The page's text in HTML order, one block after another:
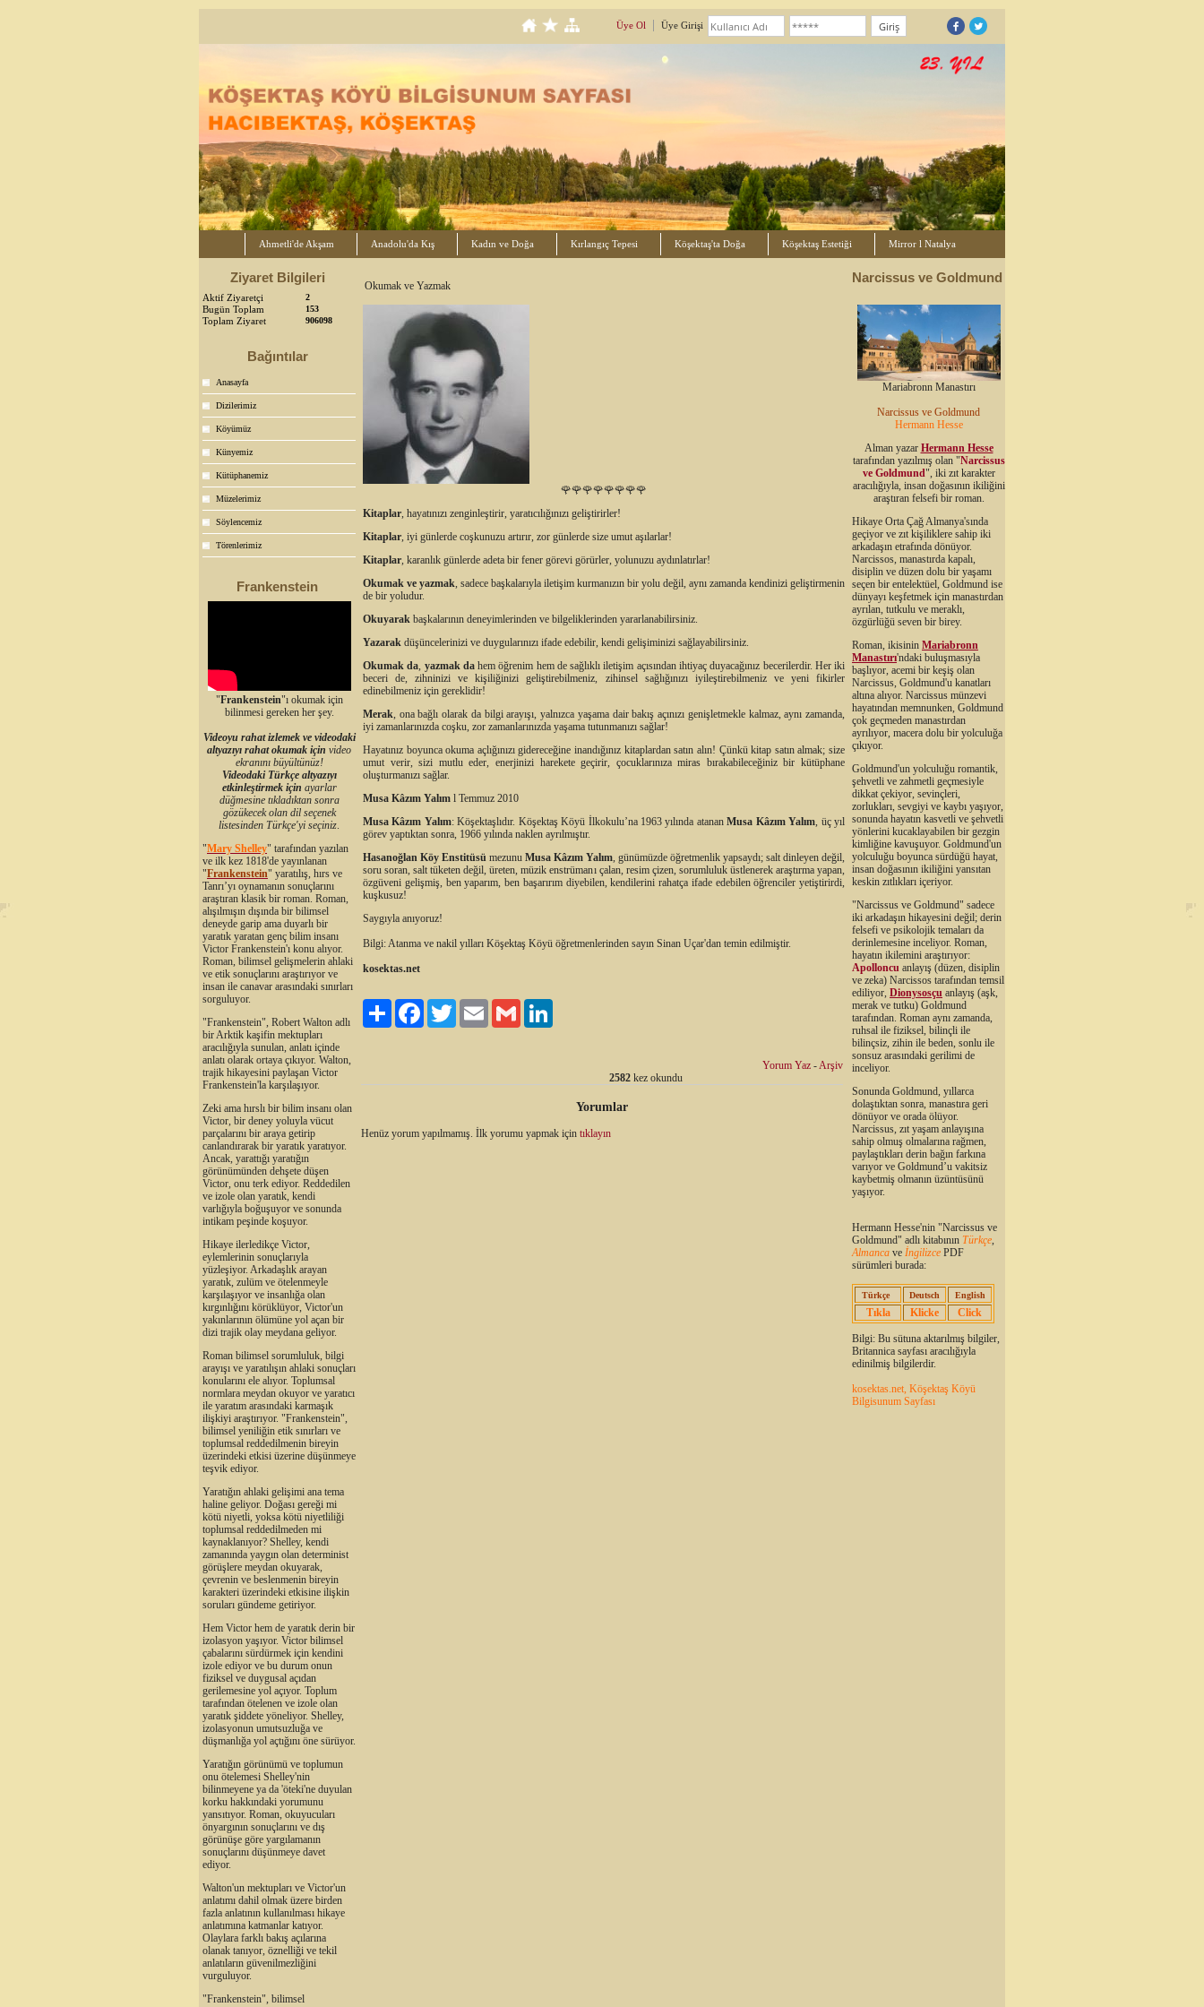
Üye Ol Üye Girişi
Ahmetli'de Akşam Anadolu'da Kış Kadın ve Doğa Kırlangıç Tepesi Köşektaş'ta Doğa Köşektaş Estetiği Mirror l Natalya
Ziyaret Bilgileri
Aktif Ziyaretçi 2
Bugün Toplam 153
Toplam Ziyaret 906098
Bağıntılar
Anasayfa
Dizilerimiz
Köyümüz
Künyemiz
Kütüphanemiz
Müzelerimiz
Söylencemiz
Törenlerimiz
Frankenstein
"Frankenstein"ı okumak için
bilinmesi gereken her şey.
Videoyu rahat izlemek ve videodaki
altyazıyı rahat okumak için video
ekranını büyültünüz!
Videodaki Türkçe altyazıyı
etkinleştirmek için ayarlar
düğmesine tıkladıktan sonra
gözükecek olan dil seçenek
listesinden Türkçe'yi seçiniz.
"Mary Shelley" tarafından yazılan
ve ilk kez 1818'de yayınlanan
"Frankenstein" yaratılış, hırs ve
Tanrı’yı oynamanın sonuçlarını
araştıran klasik bir roman. Roman,
alışılmışın dışında bir bilimsel
deneyde garip ama duyarlı bir
yaratık yaratan genç bilim insanı
Victor Frankenstein'ı konu alıyor.
Roman, bilimsel gelişmelerin ahlaki
ve etik sonuçlarını araştırıyor ve
insan ile canavar arasındaki sınırları
sorguluyor.
"Frankenstein", Robert Walton adlı
bir Arktik kaşifin mektupları
aracılığıyla sunulan, anlatı içinde
anlatı olarak ortaya çıkıyor. Walton,
trajik hikayesini paylaşan Victor
Frankenstein'la karşılaşıyor.
Zeki ama hırslı bir bilim insanı olan
Victor, bir deney yoluyla vücut
parçalarını bir araya getirip
canlandırarak bir yaratık yaratıyor.
Ancak, yarattığı yaratığın
görünümünden dehşete düşen
Victor, onu terk ediyor. Reddedilen
ve izole olan yaratık, kendi
varlığıyla boğuşuyor ve sonunda
intikam peşinde koşuyor.
Hikaye ilerledikçe Victor,
eylemlerinin sonuçlarıyla
yüzleşiyor. Arkadaşlık arayan
yaratık, zulüm ve ötelenmeyle
karşılaşıyor ve insanlığa olan
kırgınlığını körüklüyor, Victor'un
yakınlarının ölümüne yol açan bir
dizi trajik olay meydana geliyor.
Roman bilimsel sorumluluk, bilgi
arayışı ve yaratılışın ahlaki sonuçları
konularını ele alıyor. Toplumsal
normlara meydan okuyor ve yaratıcı
ile yaratım arasındaki karmaşık
ilişkiyi araştırıyor. "Frankenstein",
bilimsel yeniliğin etik sınırları ve
toplumsal reddedilmenin bireyin
üzerindeki etkisi üzerine düşünmeye
teşvik ediyor.
Yaratığın ahlaki gelişimi ana tema
haline geliyor. Doğası gereği mi
kötü niyetli, yoksa kötü niyetliliği
toplumsal reddedilmeden mi
kaynaklanıyor? Shelley, kendi
zamanında yaygın olan determinist
görüşlere meydan okuyarak,
çevrenin ve beslenmenin bireyin
karakteri üzerindeki etkisine ilişkin
soruları gündeme getiriyor.
Hem Victor hem de yaratık derin bir
izolasyon yaşıyor. Victor bilimsel
çabalarını sürdürmek için kendini
izole ediyor ve bu durum onun
fiziksel ve duygusal açıdan
gerilemesine yol açıyor. Toplum
tarafından ötelenen ve izole olan
yaratık şiddete yöneliyor. Shelley,
izolasyonun umutsuzluğa ve
düşmanlığa yol açtığını öne sürüyor.
Yaratığın görünümü ve toplumun
onu ötelemesi Shelley'nin
bilinmeyene ya da 'öteki'ne duyulan
korku hakkındaki yorumunu
yansıtıyor. Roman, okuyucuları
önyargının sonuçlarını ve dış
görünüşe göre yargılamanın
sonuçlarını düşünmeye davet
ediyor.
Walton'un mektupları ve Victor'un
anlatımı dahil olmak üzere birden
fazla anlatının kullanılması hikaye
anlatımına katmanlar katıyor.
Olaylara farklı bakış açılarına
olanak tanıyor, öznelliği ve tekil
anlatıların güvenilmezliğini
vurguluyor.
"Frankenstein", bilimsel
Okumak ve Yazmak
🌹🌹🌹🌹🌹🌹🌹🌹
Kitaplar, hayatınızı zenginleştirir, yaratıcılığınızı geliştirirler!
Kitaplar, iyi günlerde coşkunuzu artırır, zor günlerde size umut aşılarlar!
Kitaplar, karanlık günlerde adeta bir fener görevi görürler, yolunuzu aydınlatırlar!
Okumak ve yazmak, sadece başkalarıyla iletişim kurmanızın bir yolu değil, aynı zamanda kendinizi geliştirmenin
de bir yoludur.
Okuyarak başkalarının deneyimlerinden ve bilgeliklerinden yararlanabilirsiniz.
Yazarak düşüncelerinizi ve duygularınızı ifade edebilir, kendi gelişiminizi sağlayabilirsiniz.
Okumak da, yazmak dahem öğrenim hem de sağlıklı iletişim açısından ihtiyaç duyacağınız becerilerdir. Her iki
beceri de, zihninizi ve kişiliğinizi geliştirebilmeniz, zihinsel sağlığınızı iyileştirebilmeniz ve yeni fikirler
edinebilmeniz için gereklidir!
Merak, ona bağlı olarak da bilgi arayışı, yalnızca yaşama dair bakış açınızı genişletmekle kalmaz, aynı zamanda,
iyi zamanlarınızda coşku, zor zamanlarınızda yaşama tutunmanızı sağlar!
Hayatınız boyunca okuma açlığınızı gidereceğine inandığınız kitaplardan satın alın! Çünkü kitap satın almak; size
umut verir, sizi mutlu eder, enerjinizi harekete geçirir, çocuklarınıza miras bırakabileceğiniz bir kütüphane
oluşturmanızı sağlar.
Musa Kâzım Yalım l Temmuz 2010
Musa Kâzım Yalım: Köşektaşlıdır. Köşektaş Köyü İlkokulu’na 1963 yılında atananMusa Kâzım Yalım, üç yıl
görev yaptıktan sonra, 1966 yılında naklen ayrılmıştır.
Hasanoğlan Köy Enstitüsü mezunu Musa Kâzım Yalım, günümüzde öğretmenlik yapsaydı; salt dinleyen değil,
soru soran, salt tüketen değil, üreten, müzik enstrümanı çalan, resim çizen, sorumluluk üstlenerek araştırma yapan,
özgüveni gelişmiş, ben yaparım, ben başarırım diyebilen, kendilerini rahatça ifade edebilen öğrenciler yetiştirirdi,
kuşkusuz!
Saygıyla anıyoruz!
Bilgi: Atanma ve nakil yılları Köşektaş Köyü öğretmenlerinden sayın Sinan Uçar'dan temin edilmiştir.
kosektas.net
Paylaş FacebookTwitter Email Gmail
Yorum Yaz -Arşiv
2582kez okundu
Yorumlar
Henüz yorum yapılmamış. İlk yorumu yapmak için tıklayın
Narcissus ve Goldmund
Mariabronn Manastırı
Narcissus ve Goldmund
Hermann Hesse
Alman yazar Hermann Hesse
tarafından yazılmış olan "Narcissus
ve Goldmund", iki zıt karakter
aracılığıyla, insan doğasının ikiliğini
araştıran felsefi bir roman.
Hikaye Orta Çağ Almanya'sında
geçiyor ve zıt kişiliklere sahip iki
arkadaşın etrafında dönüyor.
Narcissos, manastırda kapalı,
disiplin ve düzen dolu bir yaşamı
seçen bir entelektüel, Goldmund ise
dünyayı keşfetmek için manastırdan
ayrılan, tutkulu ve meraklı,
özgürlüğü seven bir birey.
Roman, ikisinin Mariabronn
Manastırı'ndaki buluşmasıyla
başlıyor, acemi bir keşiş olan
Narcissus, Goldmund'u kanatları
altına alıyor. Narcissus münzevi
hayatından memnunken, Goldmund
çok geçmeden manastırdan
ayrılıyor, macera dolu bir yolculuğa
çıkıyor.
Goldmund'un yolculuğu romantik,
şehvetli ve zahmetli geçmesiyle
dikkat çekiyor, sevinçleri,
zorlukları, sevgiyi ve kaybı yaşıyor,
sonunda hayatın kasvetli ve şehvetli
yönlerini kucaklayabilen bir gezgin
kimliğine kavuşuyor. Goldmund'un
yolculuğu boyunca sürdüğü hayat,
insan doğasının ikiliğini yansıtan
keskin zıtlıkları içeriyor.
"Narcissus ve Goldmund" sadece
iki arkadaşın hikayesini değil; derin
felsefi ve psikolojik temaları da
derinlemesine inceliyor. Roman,
hayatın ikilemini araştırıyor:
Apolloncu anlayış (düzen, disiplin
ve zeka) Narcissos tarafından temsil
ediliyor, Dionysosçu anlayış (aşk,
merak ve tutku) Goldmund
tarafından. Roman aynı zamanda,
ruhsal ile fiziksel, bilinçli ile
bilinçsiz, zihin ile beden, sonlu ile
sonsuz arasındaki gerilimi de
inceliyor.
Sonunda Goldmund, yıllarca
dolaştıktan sonra, manastıra geri
dönüyor ve orada ölüyor.
Narcissus, zıt yaşam anlayışına
sahip olmuş olmalarına rağmen,
paylaştıkları derin bağın farkına
varıyor ve Goldmund’u vakitsiz
kaybetmiş olmanın üzüntüsünü
yaşıyor.
Hermann Hesse'nin "Narcissus ve
Goldmund" adlı kitabının Türkçe,
Almanca ve İngilizce PDF
sürümleri burada:
Türkçe Deutsch English
Tıkla Klicke Click
Bilgi: Bu sütuna aktarılmış bilgiler,
Britannica sayfası aracılığıyla
edinilmiş bilgilerdir.
kosektas.net, Köşektaş Köyü
Bilgisunum Sayfası